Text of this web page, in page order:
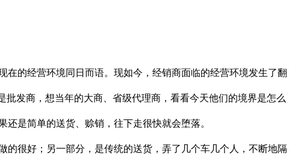
的经营环境同日而语。现如今，经销商面临的经营环境发生了翻
发商，想当年的大商、省级代理商，看看今天他们的境界是怎么
是简单的送货、赊销，往下走很快就会堕落。
很好；另一部分，是传统的送货，弄了几个车几个人，不断地隔